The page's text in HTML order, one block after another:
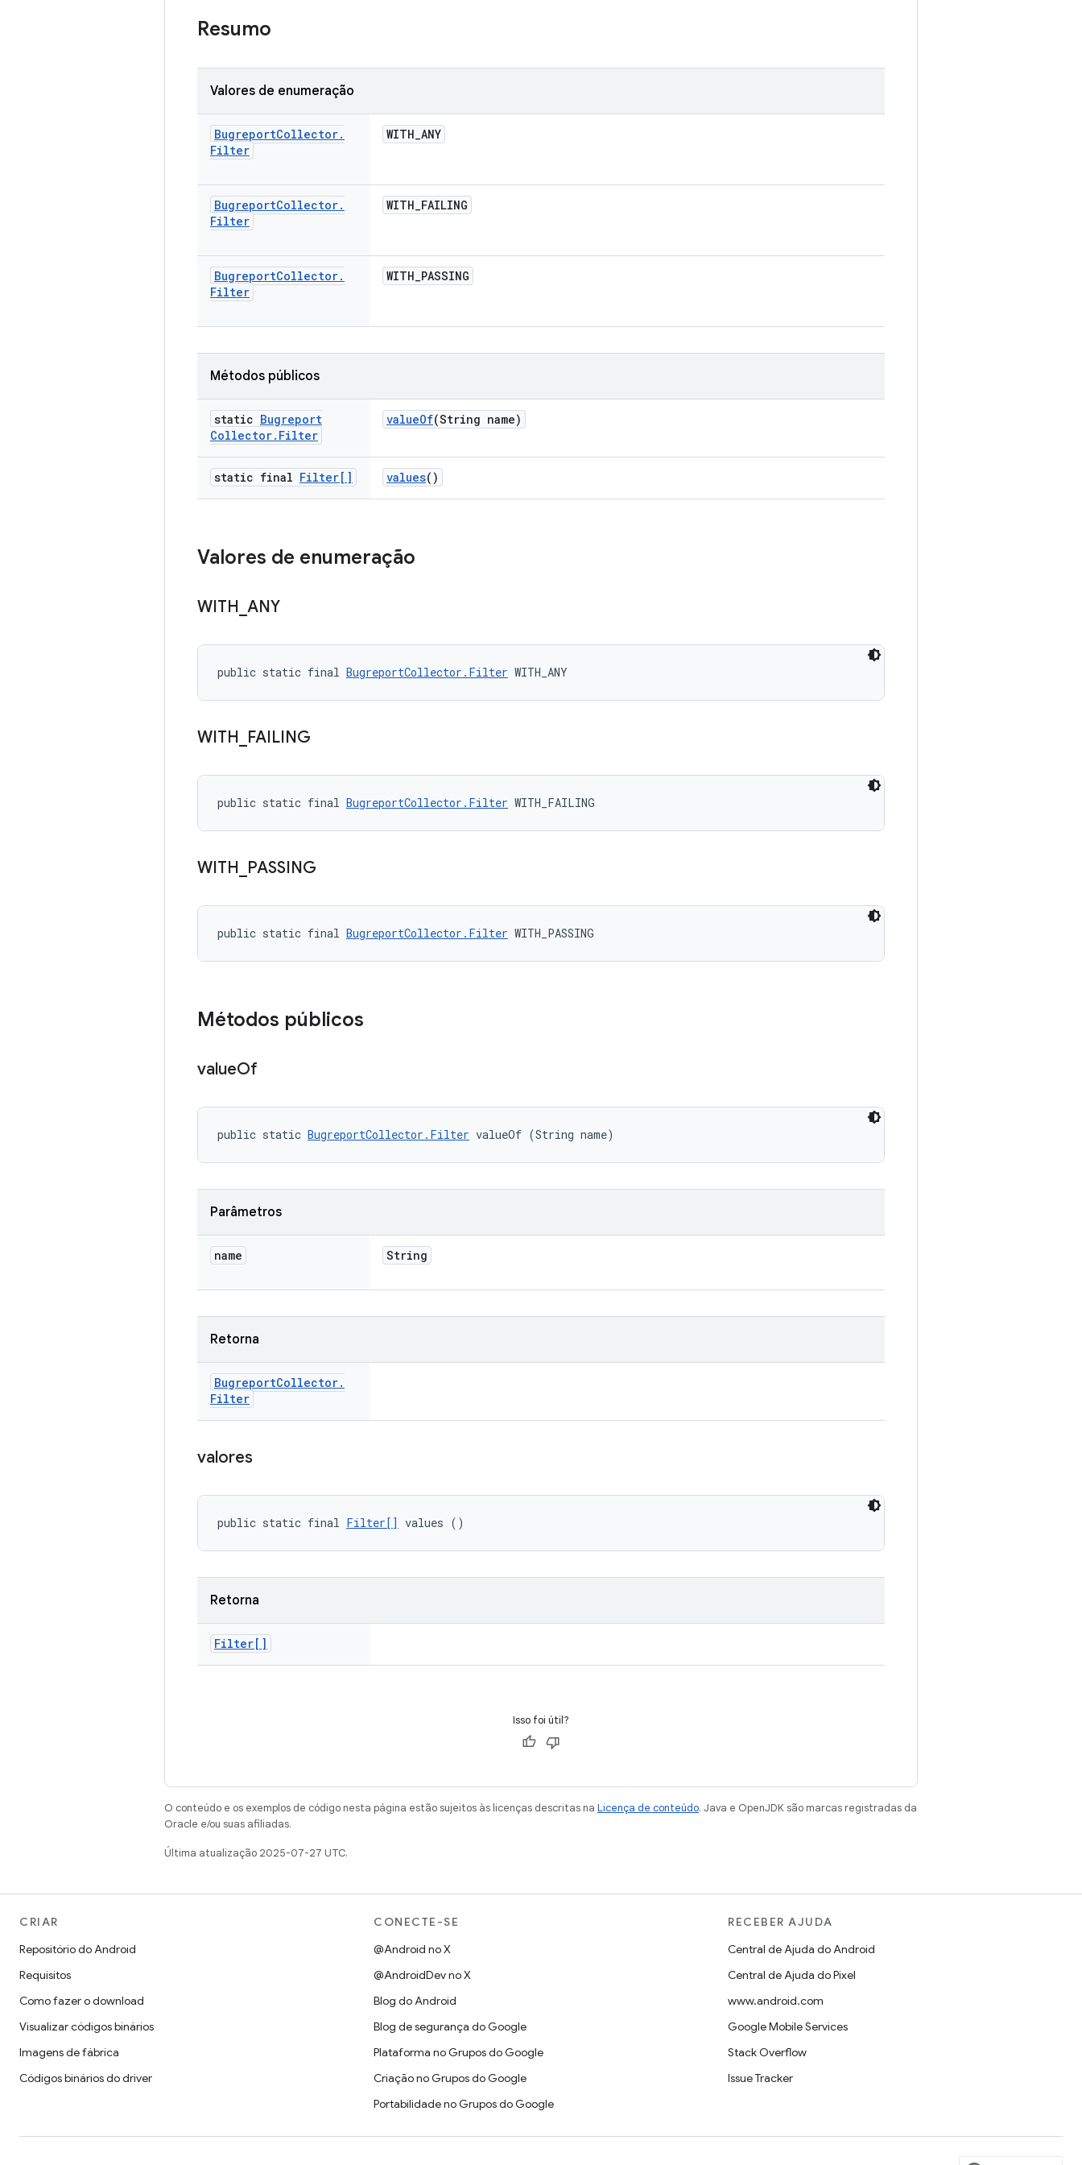
Resumo
Valores de enumeração
BugreportCollector.
Filter
WITH_ANY
BugreportCollector.
Filter
WITH_FAILING
BugreportCollector.
Filter
WITH_PASSING
Métodos públicos
static Bugreport
Collector. Filter
valueOf(String name)
static final Filter[] values()
Valores de enumeração
WITH ANY
public static final BugreportCollector.Filter WITH_ANY
WITH FAILING
public static final BugreportCollector.Filter WITH_FAILING
WITH PASSING
public static final BugreportCollector.Filter WITH_PASSING
Métodos públicos
valueOf
public static BugreportCollector.Filter valueOf (String name)
Parâmetros
name String
Retorna
BugreportCollector.
Filter
valores
public static final Filter[] values ()
Retorna
Filter[]
Isso foi útil?
O conteúdo e os exemplos de código nesta página estão sujeitos às licenças descritas na Licença de conteúdo. Java e OpenJDK são marcas registradas da
Oracle e/ou suas afiliadas.
Última atualização 2025-07-27 UTC.
CRIAR
Repositório do Android
Requisitos
Como fazer o download
Visualizar códigos binários
Imagens de fábrica
Códigos binários do driver
CONECTE-SE
@Android no X
@AndroidDev no X
Blog do Android
Blog de segurança do Google
Plataforma no Grupos do Google
Criação no Grupos do Google
Portabilidade no Grupos do Google
RECEBER AJUDA
Central de Ajuda do Android
Central de Ajuda do Pixel
www.android.com
Google Mobile Services
Stack Overflow
Issue Tracker